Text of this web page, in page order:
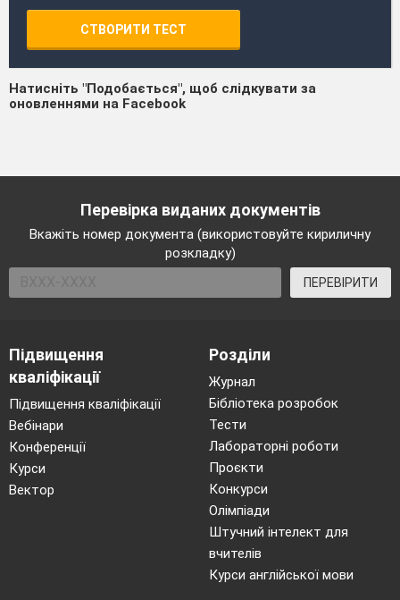
СТВОРИТИ ТЕСТ
Натисніть "Подобається", щоб слідкувати за
оновленнями на Facebook
Перевірка виданих документів
Вкажіть номер документа (використовуйте кириличну
розкладку)
ПЕРЕВІРИТИ
Підвищення
кваліфікації
Підвищення кваліфікації
Вебінари
Конференції
Курси
Вектор
Розділи
Журнал
Бібліотека розробок
Тести
Лабораторні роботи
Проєкти
Конкурси
Олімпіади
Штучний інтелект для
вчителів
Курси англійської мови